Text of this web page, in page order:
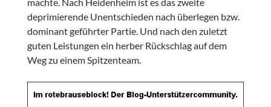
deprimierende Unentschieden nach überlegen bzw.
dominant geführter Partie. Und nach den zuletzt
guten Leistungen ein herber Rückschlag auf dem
Weg zu einem Spitzenteam.